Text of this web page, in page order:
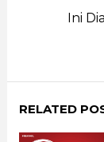
Ini
RELATED